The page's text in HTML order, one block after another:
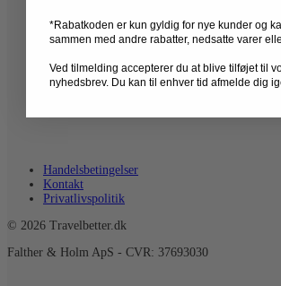
Har du spørgsmål?
Vores kundeservice er klar til at hjælpe på
hverdage fra 9-17.
Handelsbetingelser
Kontakt
Privatlivspolitik
© 2026 Travelbetter.dk
Falther & Holm ApS - CVR: 37693030
*Rabatkoden er kun gyldig for nye kunder og
sammen med andre rabatter, nedsatte varer
Ved tilmelding accepterer du at blive tilføjet til
nyhedsbrev. Du kan til enhver tid afmelde dig